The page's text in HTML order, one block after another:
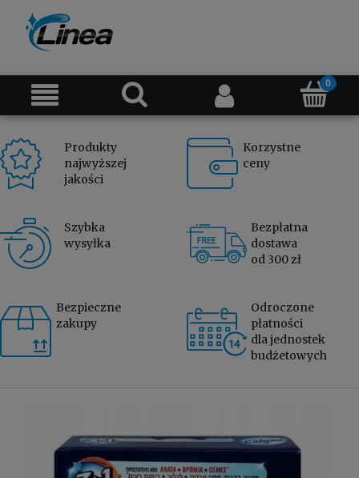
Produkty
najwyższej
jakości
Korzystne
ceny
Szybka
wysyłka
Bezpłatna
dostawa
od 300 zł
Bezpieczne
zakupy
Odroczone
płatności
dla jednostek
budżetowych